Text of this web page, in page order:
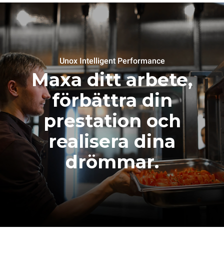
Unox Intelligent Performance
Maxa ditt arbete,
förbättra din
prestation och
realisera dina
drömmar.